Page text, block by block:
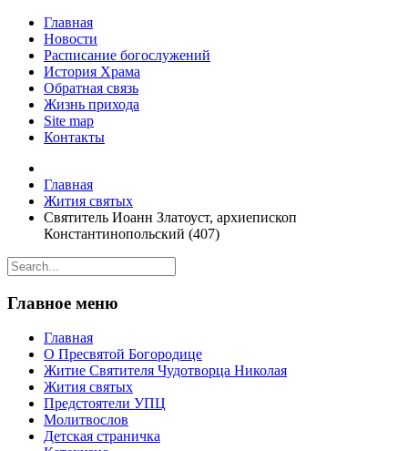
Главная
Новости
Расписание богослужений
История Храма
Обратная связь
Жизнь прихода
Site map
Контакты
Главная
Жития святых
Святитель Иоанн Златоуст, архиепископ
Константинопольский (407)
Главное меню
Главная
О Пресвятой Богородице
Житие Святителя Чудотворца Николая
Жития святых
Предстоятели УПЦ
Молитвослов
Детская страничка